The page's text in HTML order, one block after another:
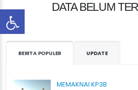
DATA BELUM
BERITA POPULER UPDATE
MEMAKNAI KP3B